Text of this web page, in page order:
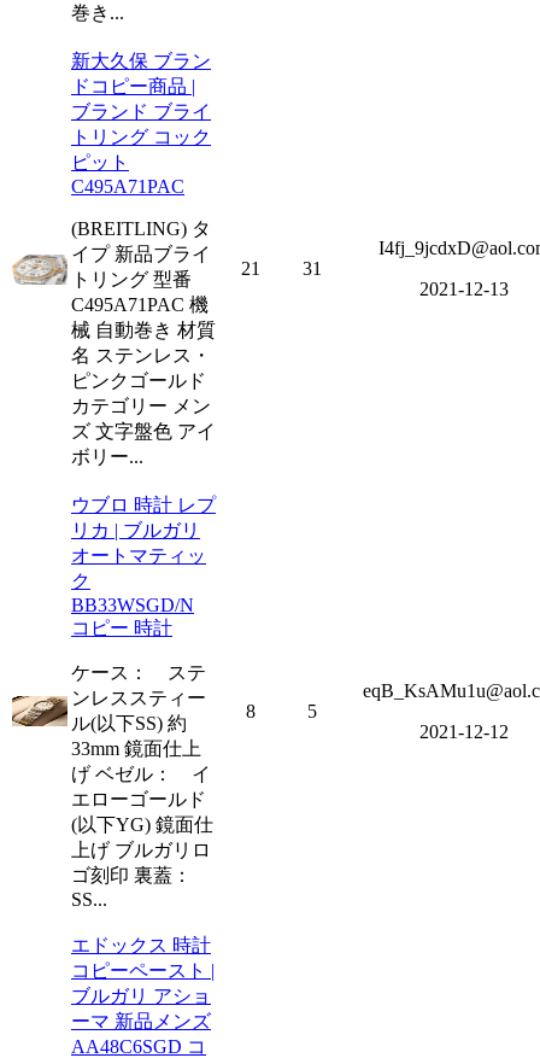
巻き...
新大久保 ブラン
ドコピー商品 |
ブランド ブライ
トリング コック
ピット
C495A71PAC
(BREITLING) タ
イプ 新品ブライ
トリング 型番
C495A71PAC 機
械 自動巻き 材質
名 ステンレス・
ピンクゴールド
カテゴリー メン
ズ 文字盤色 アイ
ボリー...
21 31
2021-12-13
ウブロ 時計 レプ
リカ | ブルガリ
オートマティッ
ク
BB33WSGD/N
コピー 時計
ケース： ステ
ンレススティー
ル(以下SS) 約
33mm 鏡面仕上
げ ベゼル： イ
エローゴールド
(以下YG) 鏡面仕
上げ ブルガリロ
ゴ刻印 裏蓋：
SS...
8 5
2021-12-12
エドックス 時計
コピーペースト |
ブルガリ アショ
ーマ 新品メンズ
AA48C6SGD コ